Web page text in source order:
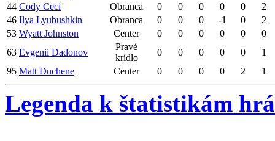
44 Cody Ceci Obranca 0 0 0 0 0
2
46 Ilya Lyubushkin Obranca 0 0 0 -1 0
2
53 Wyatt Johnston Center 0 0 0 0 0
0
63 Evgenii Dadonov
Pravé
krídlo
0 0 0 0 0
1
95 Matt Duchene Center 0 0 0 0 2 1
Legenda k štatistikám